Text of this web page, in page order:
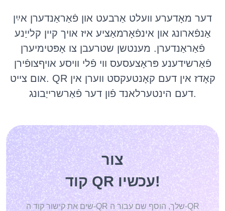
דער מאָדערע וועלט אַרבעט און פֿאַראַנדערן אײַן
אַנפֿארונג און אינפֿאָרמאַציע איז אויך קיין קלייַנע
פֿאַראַנדערן. מענטשן שטרעבן צו אָפּטימיערן
פֿאַרשידענע פּראָצעסעס ווי פֿלי וויסע אויףצופֿירן
אום צייט. QR קאָדז אין דעם קאָנטעקסט ווערן אין
דעם הינטערלאנד פֿון דער פֿאַרשרייַבונג.
צור
קוד QR עכשיו!
שים את קישור קוד ה-QR שלך, הוסף שם עבור ה-QR